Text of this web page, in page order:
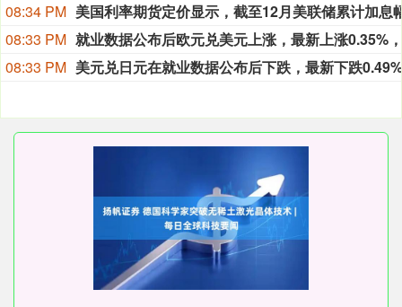
08:34 PM
08:33 PM
08:33 PM